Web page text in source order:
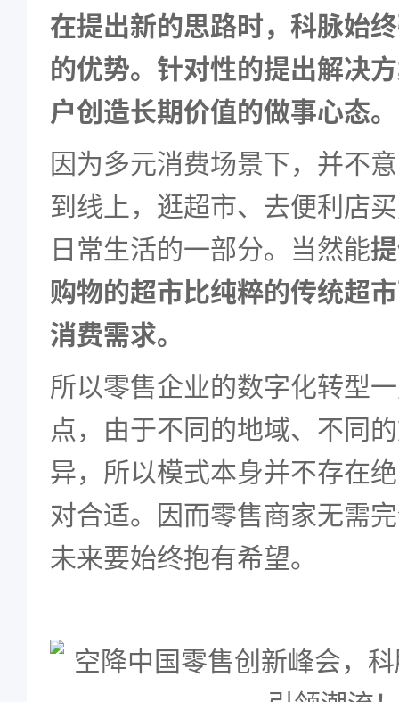
在提出新的思路时，科脉始
的优势。针对性的提出解决
户创造长期价值的做事心态。
因为多元消费场景下，并不
到线上，逛超市、去便利店
日常生活的一部分。当然能
购物的超市比纯粹的传统超
消费需求。
所以零售企业的数字化转型
点，由于不同的地域、不同
异，所以模式本身并不存在
对合适。因而零售商家无需
未来要始终抱有希望。